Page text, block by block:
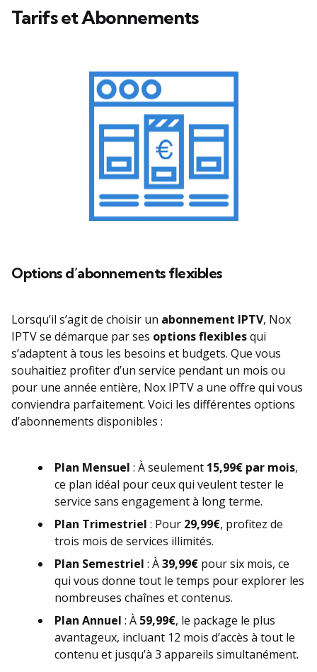
Tarifs et Abonnements
Options d’abonnements flexibles
Lorsqu’il s’agit de choisir un abonnement IPTV, Nox
IPTV se démarque par ses options flexiblesqui
s’adaptent à tous les besoins et budgets. Que vous
souhaitiez profiter d’un service pendant un mois ou
pour une année entière, Nox IPTV a une offre qui vous
conviendra parfaitement. Voici les différentes options
d’abonnements disponibles :
Plan Mensuel : À seulement 15,99€ par mois,
ce plan idéal pour ceux qui veulent tester le
service sans engagement à long terme.
Plan Trimestriel : Pour 29,99€, profitez de
trois mois de services illimités.
Plan Semestriel : À39,99€ pour six mois, ce
qui vous donne tout le temps pour explorer les
nombreuses chaînes et contenus.
Plan Annuel : À 59,99€, le package le plus
avantageux, incluant 12 mois d’accès à tout le
contenu et jusqu’à 3 appareils simultanément.